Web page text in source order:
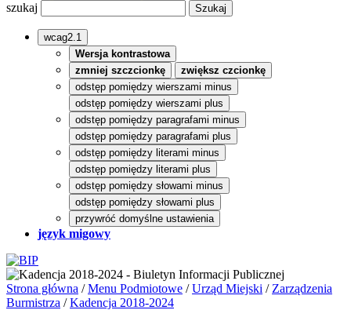
szukaj
wcag2.1
Wersja kontrastowa
zmniej szczcionkę
zwiększ czcionkę
odstęp pomiędzy wierszami minus
odstęp pomiędzy wierszami plus
odstęp pomiędzy paragrafami minus
odstęp pomiędzy paragrafami plus
odstęp pomiędzy literami minus
odstęp pomiędzy literami plus
odstęp pomiędzy słowami minus
odstęp pomiędzy słowami plus
przywróć domyślne ustawienia
język migowy
Strona główna /Menu Podmiotowe /Urząd Miejski / Zarządzenia
Burmistrza /Kadencja 2018-2024